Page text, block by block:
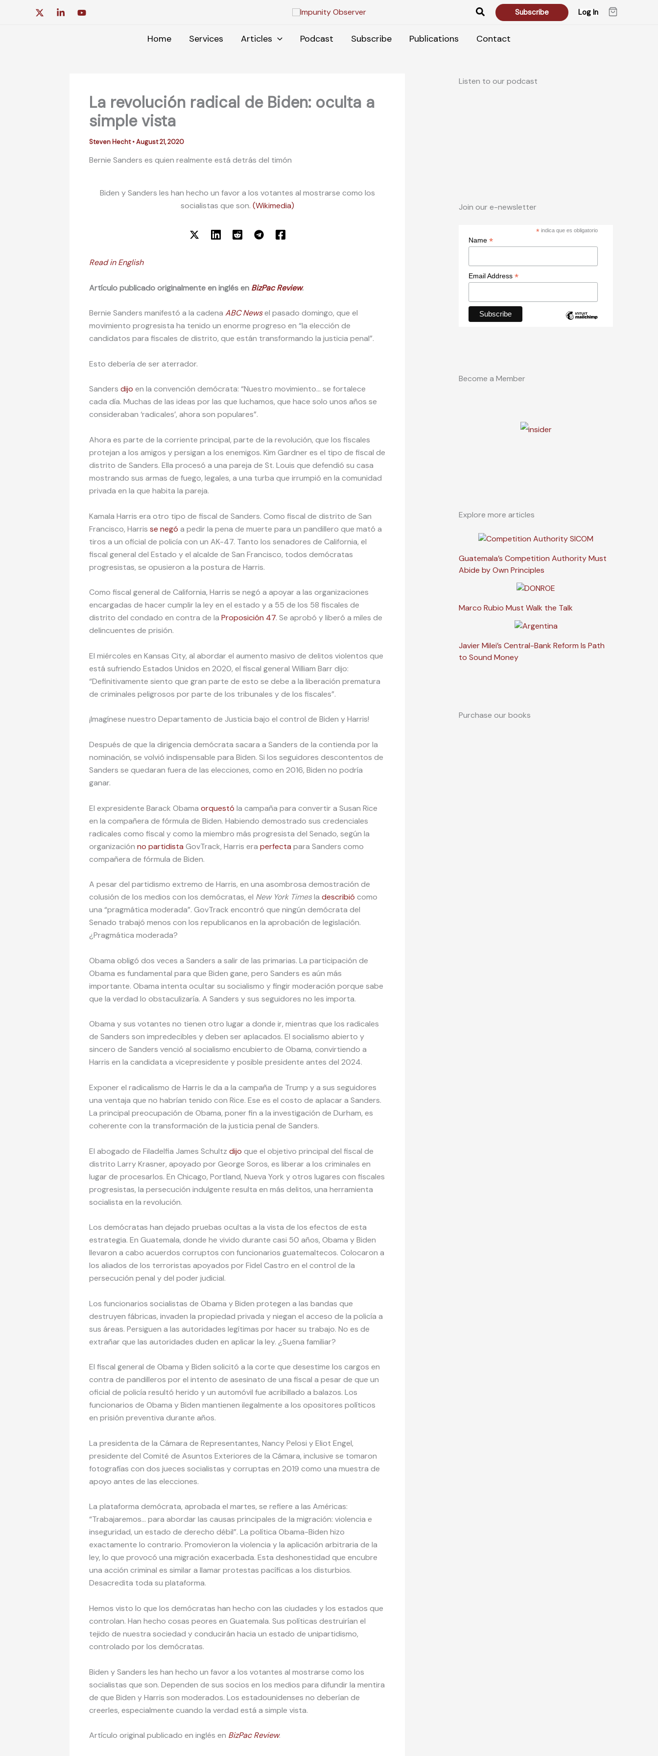
Search Subscribe Log In
Home Services Articles Podcast Subscribe Publications Contact
La revolución radical de Biden: oculta a
simple vista
Steven Hecht•August 21, 2020
Bernie Sanders es quien realmente está detrás del timón
Biden y Sanders les han hecho un favor a los votantes al mostrarse como los
socialistas que son. (Wikimedia)
Read in English
Artículo publicado originalmente en inglés en BizPac Review.
Bernie Sanders manifestó a la cadena ABC Newsel pasado domingo, que el
movimiento progresista ha tenido un enorme progreso en “la elección de
candidatos para fiscales de distrito, que están transformando la justicia penal”.
Esto debería de ser aterrador.
Sanders dijo en la convención demócrata: “Nuestro movimiento… se fortalece
cada día. Muchas de las ideas por las que luchamos, que hace solo unos años se
consideraban ‘radicales’, ahora son populares”.
Ahora es parte de la corriente principal, parte de la revolución, que los fiscales
protejan a los amigos y persigan a los enemigos. Kim Gardner es el tipo de fiscal de
distrito de Sanders. Ella procesó a una pareja de St. Louis que defendió su casa
mostrando sus armas de fuego, legales, a una turba que irrumpió en la comunidad
privada en la que habita la pareja.
Kamala Harris era otro tipo de fiscal de Sanders. Como fiscal de distrito de San
Francisco, Harris se negó a pedir la pena de muerte para un pandillero que mató a
tiros a un oficial de policía con un AK-47. Tanto los senadores de California, el
fiscal general del Estado y el alcalde de San Francisco, todos demócratas
progresistas, se opusieron a la postura de Harris.
Como fiscal general de California, Harris se negó a apoyar a las organizaciones
encargadas de hacer cumplir la ley en el estado y a 55 de los 58 fiscales de
distrito del condado en contra de la Proposición 47. Se aprobó y liberó a miles de
delincuentes de prisión.
El miércoles en Kansas City, al abordar el aumento masivo de delitos violentos que
está sufriendo Estados Unidos en 2020, el fiscal general William Barr dijo:
“Definitivamente siento que gran parte de esto se debe a la liberación prematura
de criminales peligrosos por parte de los tribunales y de los fiscales”.
¡Imagínese nuestro Departamento de Justicia bajo el control de Biden y Harris!
Después de que la dirigencia demócrata sacara a Sanders de la contienda por la
nominación, se volvió indispensable para Biden. Si los seguidores descontentos de
Sanders se quedaran fuera de las elecciones, como en 2016, Biden no podría
ganar.
El expresidente Barack Obama orquestó la campaña para convertir a Susan Rice
en la compañera de fórmula de Biden. Habiendo demostrado sus credenciales
radicales como fiscal y como la miembro más progresista del Senado, según la
organización no partidista GovTrack, Harris era perfecta para Sanders como
compañera de fórmula de Biden.
A pesar del partidismo extremo de Harris, en una asombrosa demostración de
colusión de los medios con los demócratas, el New York Timesla describió como
una “pragmática moderada”. GovTrack encontró que ningún demócrata del
Senado trabajó menos con los republicanos en la aprobación de legislación.
¿Pragmática moderada?
Obama obligó dos veces a Sanders a salir de las primarias. La participación de
Obama es fundamental para que Biden gane, pero Sanders es aún más
importante. Obama intenta ocultar su socialismo y fingir moderación porque sabe
que la verdad lo obstaculizaría. A Sanders y sus seguidores no les importa.
Obama y sus votantes no tienen otro lugar a donde ir, mientras que los radicales
de Sanders son impredecibles y deben ser aplacados. El socialismo abierto y
sincero de Sanders venció al socialismo encubierto de Obama, convirtiendo a
Harris en la candidata a vicepresidente y posible presidente antes del 2024.
Exponer el radicalismo de Harris le da a la campaña de Trump y a sus seguidores
una ventaja que no habrían tenido con Rice. Ese es el costo de aplacar a Sanders.
La principal preocupación de Obama, poner fin a la investigación de Durham, es
coherente con la transformación de la justicia penal de Sanders.
El abogado de Filadelfia James Schultz dijo que el objetivo principal del fiscal de
distrito Larry Krasner, apoyado por George Soros, es liberar a los criminales en
lugar de procesarlos. En Chicago, Portland, Nueva York y otros lugares con fiscales
progresistas, la persecución indulgente resulta en más delitos, una herramienta
socialista en la revolución.
Los demócratas han dejado pruebas ocultas a la vista de los efectos de esta
estrategia. En Guatemala, donde he vivido durante casi 50 años, Obama y Biden
llevaron a cabo acuerdos corruptos con funcionarios guatemaltecos. Colocaron a
los aliados de los terroristas apoyados por Fidel Castro en el control de la
persecución penal y del poder judicial.
Los funcionarios socialistas de Obama y Biden protegen a las bandas que
destruyen fábricas, invaden la propiedad privada y niegan el acceso de la policía a
sus áreas. Persiguen a las autoridades legítimas por hacer su trabajo. No es de
extrañar que las autoridades duden en aplicar la ley. ¿Suena familiar?
El fiscal general de Obama y Biden solicitó a la corte que desestime los cargos en
contra de pandilleros por el intento de asesinato de una fiscal a pesar de que un
oficial de policía resultó herido y un automóvil fue acribillado a balazos. Los
funcionarios de Obama y Biden mantienen ilegalmente a los opositores políticos
en prisión preventiva durante años.
La presidenta de la Cámara de Representantes, Nancy Pelosi y Eliot Engel,
presidente del Comité de Asuntos Exteriores de la Cámara, inclusive se tomaron
fotografías con dos jueces socialistas y corruptas en 2019 como una muestra de
apoyo antes de las elecciones.
La plataforma demócrata, aprobada el martes, se refiere a las Américas:
“Trabajaremos… para abordar las causas principales de la migración: violencia e
inseguridad, un estado de derecho débil”. La política Obama-Biden hizo
exactamente lo contrario. Promovieron la violencia y la aplicación arbitraria de la
ley, lo que provocó una migración exacerbada. Esta deshonestidad que encubre
una acción criminal es similar a llamar protestas pacíficas a los disturbios.
Desacredita toda su plataforma.
Hemos visto lo que los demócratas han hecho con las ciudades y los estados que
controlan. Han hecho cosas peores en Guatemala. Sus políticas destruirían el
tejido de nuestra sociedad y conducirán hacia un estado de unipartidismo,
controlado por los demócratas.
Biden y Sanders les han hecho un favor a los votantes al mostrarse como los
socialistas que son. Dependen de sus socios en los medios para difundir la mentira
de que Biden y Harris son moderados. Los estadounidenses no deberían de
creerles, especialmente cuando la verdad está a simple vista.
Artículo original publicado en inglés en BizPac Review.
Listen to our podcast
Join our e-newsletter
* indica que es obligatorio
Name*
Email Address*
Become a Member
Explore more articles
Guatemala’s Competition Authority Must
Abide by Own Principles
Marco Rubio Must Walk the Talk
Javier Milei’s Central-Bank Reform Is Path
to Sound Money
Purchase our books